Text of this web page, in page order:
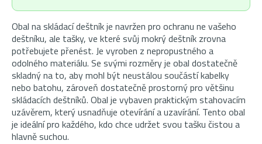
Obal na skládací deštník je navržen pro ochranu ne vašeho
deštníku, ale tašky, ve které svůj mokrý deštník zrovna
potřebujete přenést. Je vyroben z nepropustného a
odolného materiálu. Se svými rozměry je obal dostatečně
skladný na to, aby mohl být neustálou součástí kabelky
nebo batohu, zároveň dostatečně prostorný pro většinu
skládacích deštníků. Obal je vybaven praktickým stahovacím
uzávěrem, který usnadňuje otevírání a uzavírání. Tento obal
je ideální pro každého, kdo chce udržet svou tašku čistou a
hlavně suchou.